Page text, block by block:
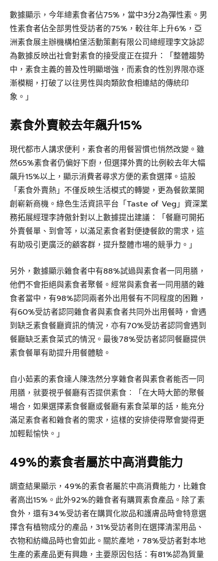
數據顯示，今年總素食者佔75%，當中3分2為彈性素。男
性素食者佔全部男性受訪者的75%，較往年上升6%，亞
洲素食展主辦機構柏堡活動策劃有限公司總經理李文詠認
為數據反映出社會對素食的接受度正在提升：「整體趨勢
中，素食主義的普及性明顯增強，而素食的性別界限亦逐
漸模糊，打破了以往男性與肉類飲食相連結的傳統印
象。」
素食外賣較去年飆升15%
現代都市人講求便利，素食者的用餐習慣也悄然改變。雖
然65%素食者仍偏好下廚，但選擇外賣的比例較去年大幅
飆升15%以上，顯示消費者尋求方便的素食選擇。這股
「素食外賣熱」不僅反映生活模式的轉變，更為餐飲業開
創嶄新商機。綠色生活資訊平台「Taste of Veg」資深業
務拓展經理李詩傲針對以上數據提出建議：「餐廳可開拓
外賣餐單、到會等，以滿足素食者對便捷餐飲的需求，這
有助吸引更廣泛的顧客群，提升整體市場的競爭力。」
另外，數據顯示雜食者中有88%試過與素食者一同用膳，
他們不會拒絕與素食者聚餐。經常與素食者一同用膳的雜
食者當中，有98%認同兩者外出用餐有不同程度的困難，
有60%受訪者認同雜食者與素食者共同外出用餐時，會遇
到缺乏素食餐廳資訊的情況，亦有70%受訪者認同會遇到
餐廳缺乏素食菜式的情況。最後78%受訪者認同餐廳提供
素食餐單有助提升用餐體驗。
自小茹素的素食達人陳浩然分享雜食者與素食者能否一同
用膳，就要視乎餐廳有否提供素食︰「在大時大節的聚餐
場合，如果選擇素食餐廳或餐廳有素食菜單的話，能充分
滿足素食者和雜食者的需求，這樣的安排使得聚會變得更
加輕鬆愉快。」
49%的素食者屬於中高消費能力
調查結果顯示，49%的素食者屬於中高消費能力，比雜食
者高出15%。此外92%的雜食者有購買素食產品。除了素
食外，還有34%受訪者在購買化妝品和護膚品時會特意選
擇含有植物成分的產品，31%受訪者則在選擇清潔用品、
衣物和紡織品時也會如此。關於產地，78%受訪者對本地
生產的素產品更有興趣，主要原因包括：有81%認為質量